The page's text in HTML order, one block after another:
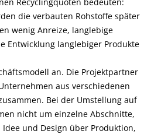
die verbauten Rohstoffe später
wenig Anreize, langlebige
Entwicklung langlebiger Produkte
an. Die Projektpartner
aus verschiedenen
Bei der Umstellung auf
nicht um einzelne Abschnitte,
und Design über Produktion,